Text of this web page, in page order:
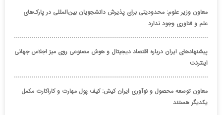
معاون وزیر علوم: محدودیتی برای پذیرش دانشجویان بین‌المللی در پارک‌های
علم و فناوری وجود ندارد
پیشنهادهای ایران درباره اقتصاد دیجیتال و هوش مصنوعی روی میز اجلاس جهانی
اینترنت
معاون توسعه محصول و نوآوری ایران کیش: کیف پول مهارت و کاراکارت مکمل
یکدیگر هستند